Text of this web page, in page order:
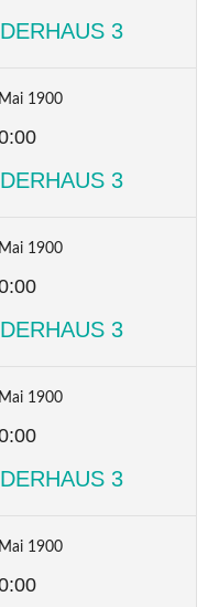
3
1900
3
1900
3
1900
3
1900